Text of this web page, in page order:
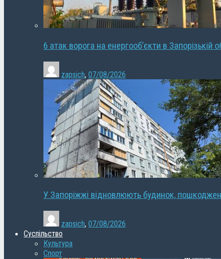
6 атак ворога на енергооб’єкти в Запорізькій
zapsich, 07/08/2026
У Запоріжжі відновлюють будинок,
zapsich, 07/08/2026
Суспільство
Культура
Спорт